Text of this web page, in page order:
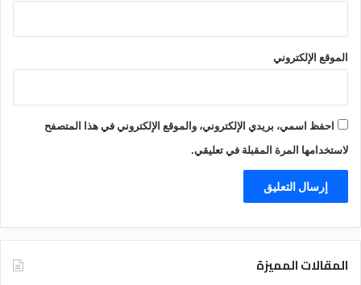
الموقع الإلكتروني
احفظ اسمي، بريدي الإلكتروني، والموقع الإلكتروني في هذا المتصفح
لاستخدامها المرة المقبلة في تعليقي.
المقالات المميزة